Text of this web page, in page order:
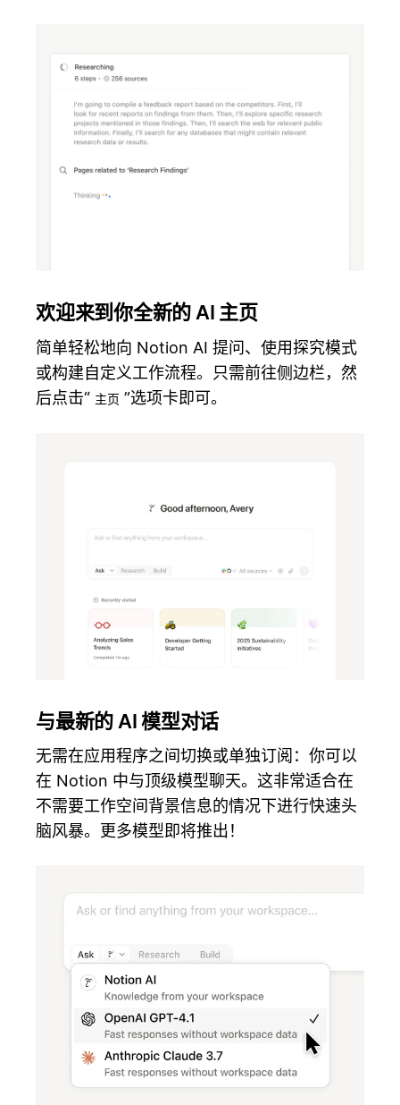
欢迎来到你全新的 AI 主页
简单轻松地向 Notion AI 提问、使用探究模式
或构建自定义工作流程。只需前往侧边栏，然
后点击“ 主页 ”选项卡即可。
与最新的 AI 模型对话
无需在应用程序之间切换或单独订阅：你可以
在 Notion 中与顶级模型聊天。这非常适合在
不需要工作空间背景信息的情况下进行快速头
脑风暴。更多模型即将推出！